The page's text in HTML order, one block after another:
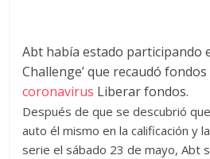
Abt había estado participando
Challenge’ que recaudó
coronavirus Liberar fondos.
Después de que se descubrió
auto él mismo en la calificación y
serie el sábado 23 de mayo, Abt